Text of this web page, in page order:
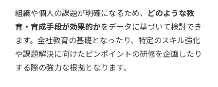
組織や個人の課題が明確になるため、 どのような教
育・育成手段が効果的かをデータに基づいて検討でき
ます。全社教育の基礎となったり、特定のスキル強化
や課題解決に向けたピンポイントの研修を企画したり
する際の強力な根拠となります。